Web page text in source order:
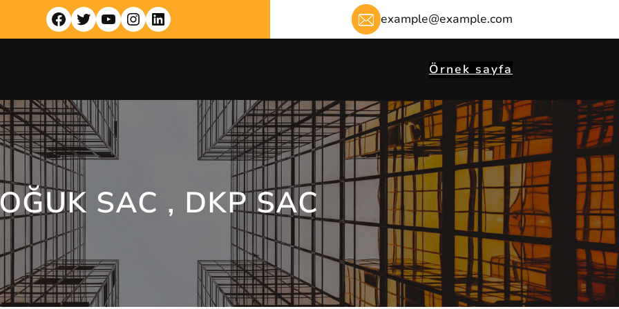
Facebook Twitter YouTube Instagram LinkedIn example@example.com
Örnek sayfa
SAC , DKP SAC